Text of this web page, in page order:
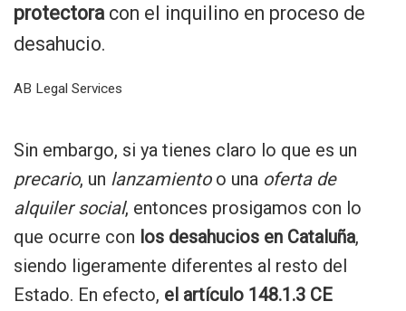
protectora con el inquilino en proceso de
desahucio.
AB Legal Services
Sin embargo, si ya tienes claro lo que es un
precario, un lanzamientoo una oferta de
alquiler social, entonces prosigamos con lo
que ocurre con los desahucios en Cataluña,
siendo ligeramente diferentes al resto del
Estado. En efecto, el artículo 148.1.3 CE